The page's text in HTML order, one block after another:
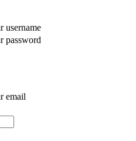
username
password
email